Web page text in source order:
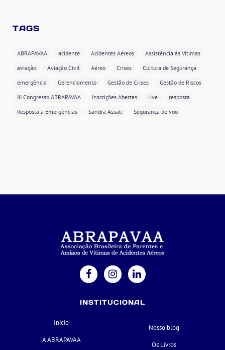
TAGS
ABRAPAVAA acidente Acidentes Aéreos
Assistência às Vítimas
aviação
Aviação Civil Aéreo Crises
Cultura de Segurança
emergência
Gerenciamento Gestão de Crises
Gestão de Riscos
III Congresso ABRAPAVAA
Inscrições Abertas live
resposta
Resposta a Emergências
Sandra Assali Segurança de voo
INSTITUCIONAL
Início
A ABRAPAVAA
Nosso blog
Os Livros